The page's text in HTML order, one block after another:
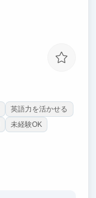
英語力を活かせる
未経験OK